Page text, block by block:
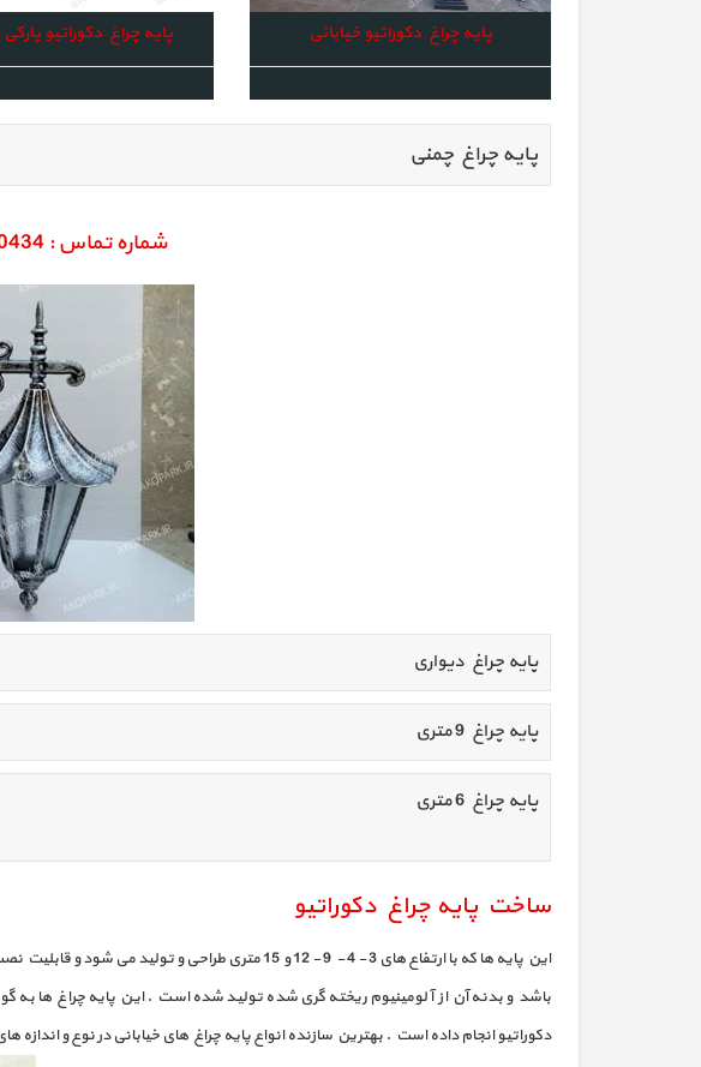
پایه چراغ دکوراتیو خیابانی پایه چراغ دکوراتیو پارکی
پایه چراغ چمنی
پایه چراغ دیواری
پایه چراغ 9 متری
پایه چراغ 6 متری
ساخت پایه چراغ دکوراتیو
باشد و بدنه آن از آلومینیوم ریخته گری شده تولید شده است . این پایه چراغ ها
دکوراتیو انجام داده است . بهترین سازنده انواع پایه چراغ های خیابانی در نوع و اندازه